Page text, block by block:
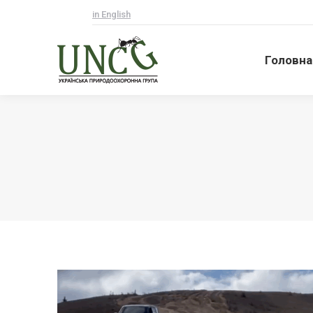
in English
Головна
Головна